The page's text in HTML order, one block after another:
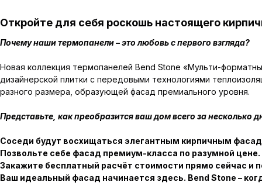
Откройте для себя роскошь настоящего
Почему наши термопанели – это любовь с первого взгляда?
Новая коллекция термопанелей Bend Stone «Мульти-
дизайнерской плитки с передовыми технологиями
разного размера, образующей фасад премиального уровня.
Представьте, как преобразится ваш дом всего за несколько
Соседи будут восхищаться элегантным кирпичным
Позвольте себе фасад премиум-класса по разумной цене.
Закажите бесплатный расчёт стоимости прямо сейчас и
Ваш идеальный фасад начинается здесь. Bend Stone –